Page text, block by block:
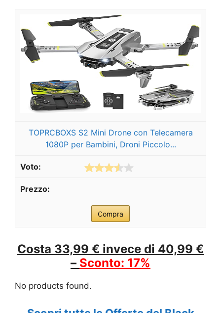
TOPRCBOXS S2 Mini Drone con Telecamera
1080P per Bambini, Droni Piccolo...
Compra
Costa 33,99 € invece di 40,99 €
– Sconto: 17%
No products found.